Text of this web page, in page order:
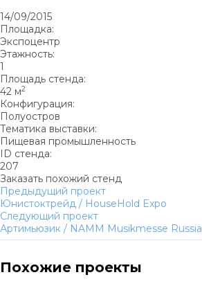
14/09/2015
Площадка:
Экспоцентр
Этажность:
1
Площадь стенда:
42 м2
Конфигурация:
Полуостров
Тематика выставки:
Пищевая промышленность
ID стенда:
207
Заказать похожий стенд
Предыдущий проект
Юнистоктрейд / HouseHold Expo
Следующий проект
Артимьюзик / NAMM Musikmesse Russia
Похожие проекты